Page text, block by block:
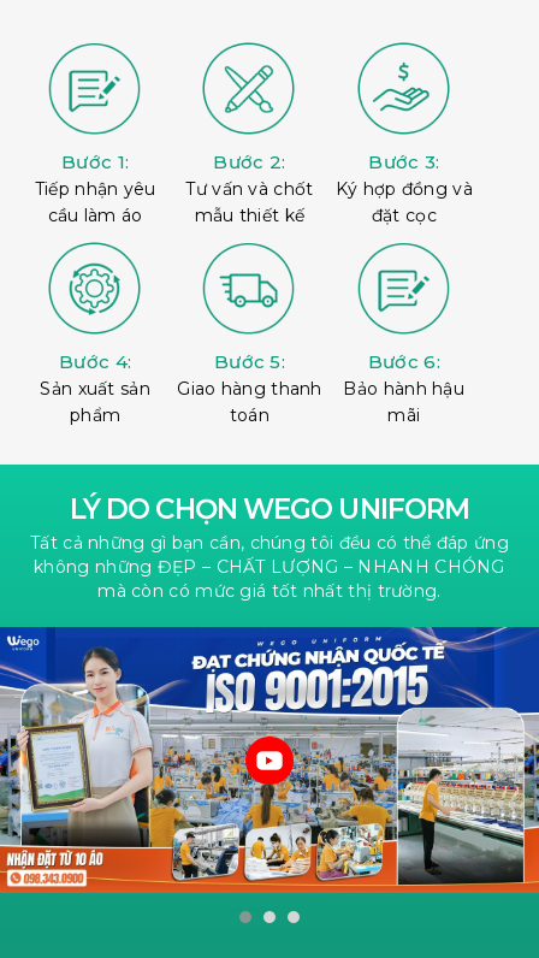
Bước 1:
Tiếp nhận yêu
cầu làm áo
Bước 2:
Tư vấn và chốt
mẫu thiết kế
Bước 3:
Ký hợp đồng và
đặt cọc
Bước 4:
Sản xuất sản
phẩm
Bước 5:
Giao hàng thanh
toán
Bước 6:
Bảo hành hậu
mãi
LÝ DO CHỌN WEGO UNIFORM
Tất cả những gì bạn cần, chúng tôi đều có thể đáp ứng
không những ĐẸP – CHẤT LƯỢNG – NHANH CHÓNG
mà còn có mức giá tốt nhất thị trường.